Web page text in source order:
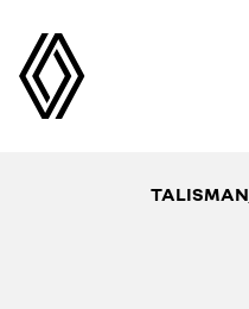
TALISMAN